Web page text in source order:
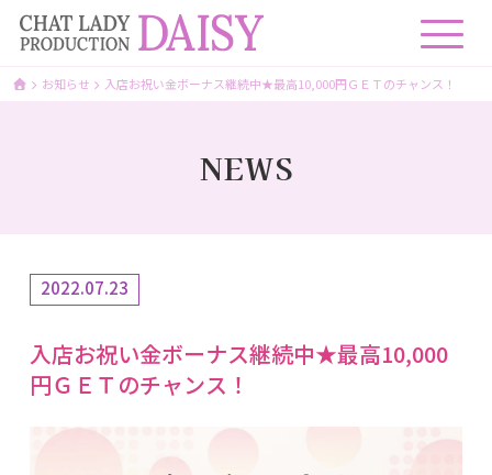
お知らせ 入店お祝い金ボーナス継続中★最高10,000円ＧＥＴのチャンス！
NEWS
2022.07.23
入店お祝い金ボーナス継続中★最高10,000
円ＧＥＴのチャンス！